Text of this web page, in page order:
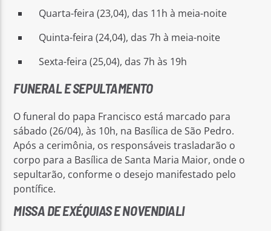
Quarta-feira (23,04), das 11h à meia-noite
Quinta-feira (24,04), das 7h à meia-noite
Sexta-feira (25,04), das 7h às 19h
FUNERAL E SEPULTAMENTO
O funeral do papa Francisco está marcado para
sábado (26/04), às 10h, na Basílica de São Pedro.
Após a cerimônia, os responsáveis trasladarão o
corpo para a Basílica de Santa Maria Maior, onde o
sepultarão, conforme o desejo manifestado pelo
pontífice.
MISSA DE EXÉQUIAS E NOVENDIALI